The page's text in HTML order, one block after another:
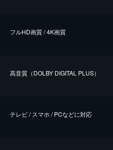
フルHD画質 / 4K画質
⾼⾳質（DOLBY DIGITAL PLUS）
テレビ / スマホ / PCなどに対応